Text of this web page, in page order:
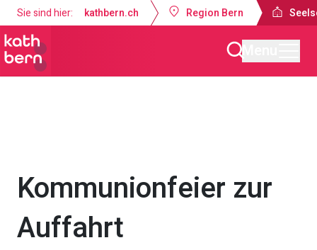
Sie sind hier: kathbern.ch Region Bern
Kommunionfeier zur
Auffahrt